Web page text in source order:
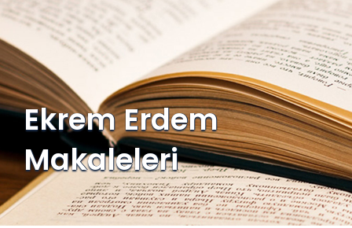
Ekrem Erdem
Makaleleri